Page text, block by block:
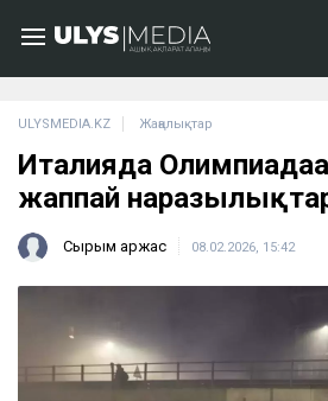
ULYSMEDIA.KZ Жаңалықтар
Италияда
жаппай
Сырым Қаржас 08.02.2026, 15:42